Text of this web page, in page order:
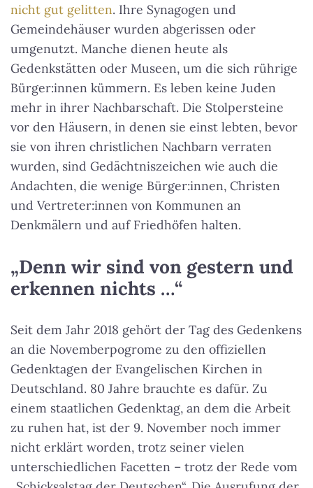
nicht gut gelitten. Ihre Synagogen und
Gemeindehäuser wurden abgerissen oder
umgenutzt. Manche dienen heute als
Gedenkstätten oder Museen, um die sich rührige
Bürger:innen kümmern. Es leben keine Juden
mehr in ihrer Nachbarschaft. Die Stolpersteine
vor den Häusern, in denen sie einst lebten, bevor
sie von ihren christlichen Nachbarn verraten
wurden, sind Gedächtniszeichen wie auch die
Andachten, die wenige Bürger:innen, Christen
und Vertreter:innen von Kommunen an
Denkmälern und auf Friedhöfen halten.
„Denn wir sind von gestern und
erkennen nichts …“
Seit dem Jahr 2018 gehört der Tag des Gedenkens
an die Novemberpogrome zu den offiziellen
Gedenktagen der Evangelischen Kirchen in
Deutschland. 80 Jahre brauchte es dafür. Zu
einem staatlichen Gedenktag, an dem die Arbeit
zu ruhen hat, ist der 9. November noch immer
nicht erklärt worden, trotz seiner vielen
unterschiedlichen Facetten – trotz der Rede vom